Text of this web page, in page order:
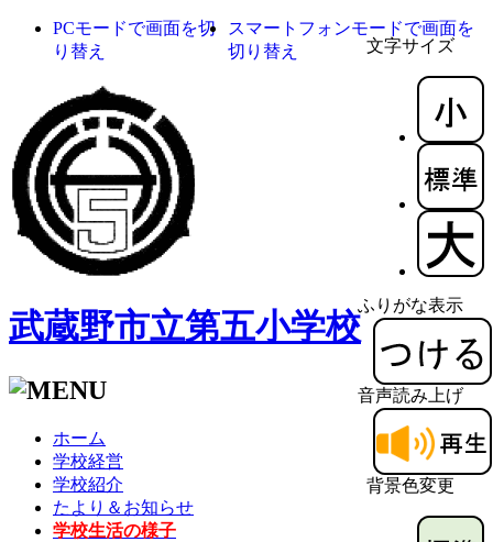
文字サイズ
ふりがな表示
音声読み上げ
背景色変更
PCモードで画面を切
り替え
スマートフォンモードで画面を
切り替え
武蔵野市立第五小学校
ホーム
学校経営
学校紹介
たより＆お知らせ
学校生活の様子